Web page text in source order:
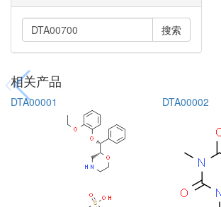
搜索
相关产品
DTA00001 DTA00002